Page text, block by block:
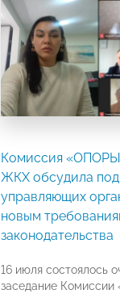
Комиссия
ЖКХ обсудила
управляющих
новым
законодательства
16 июля состоялось
заседание